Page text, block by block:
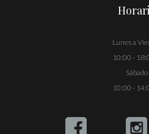
Lunes a
10:00 -
Sábado
10:00 -